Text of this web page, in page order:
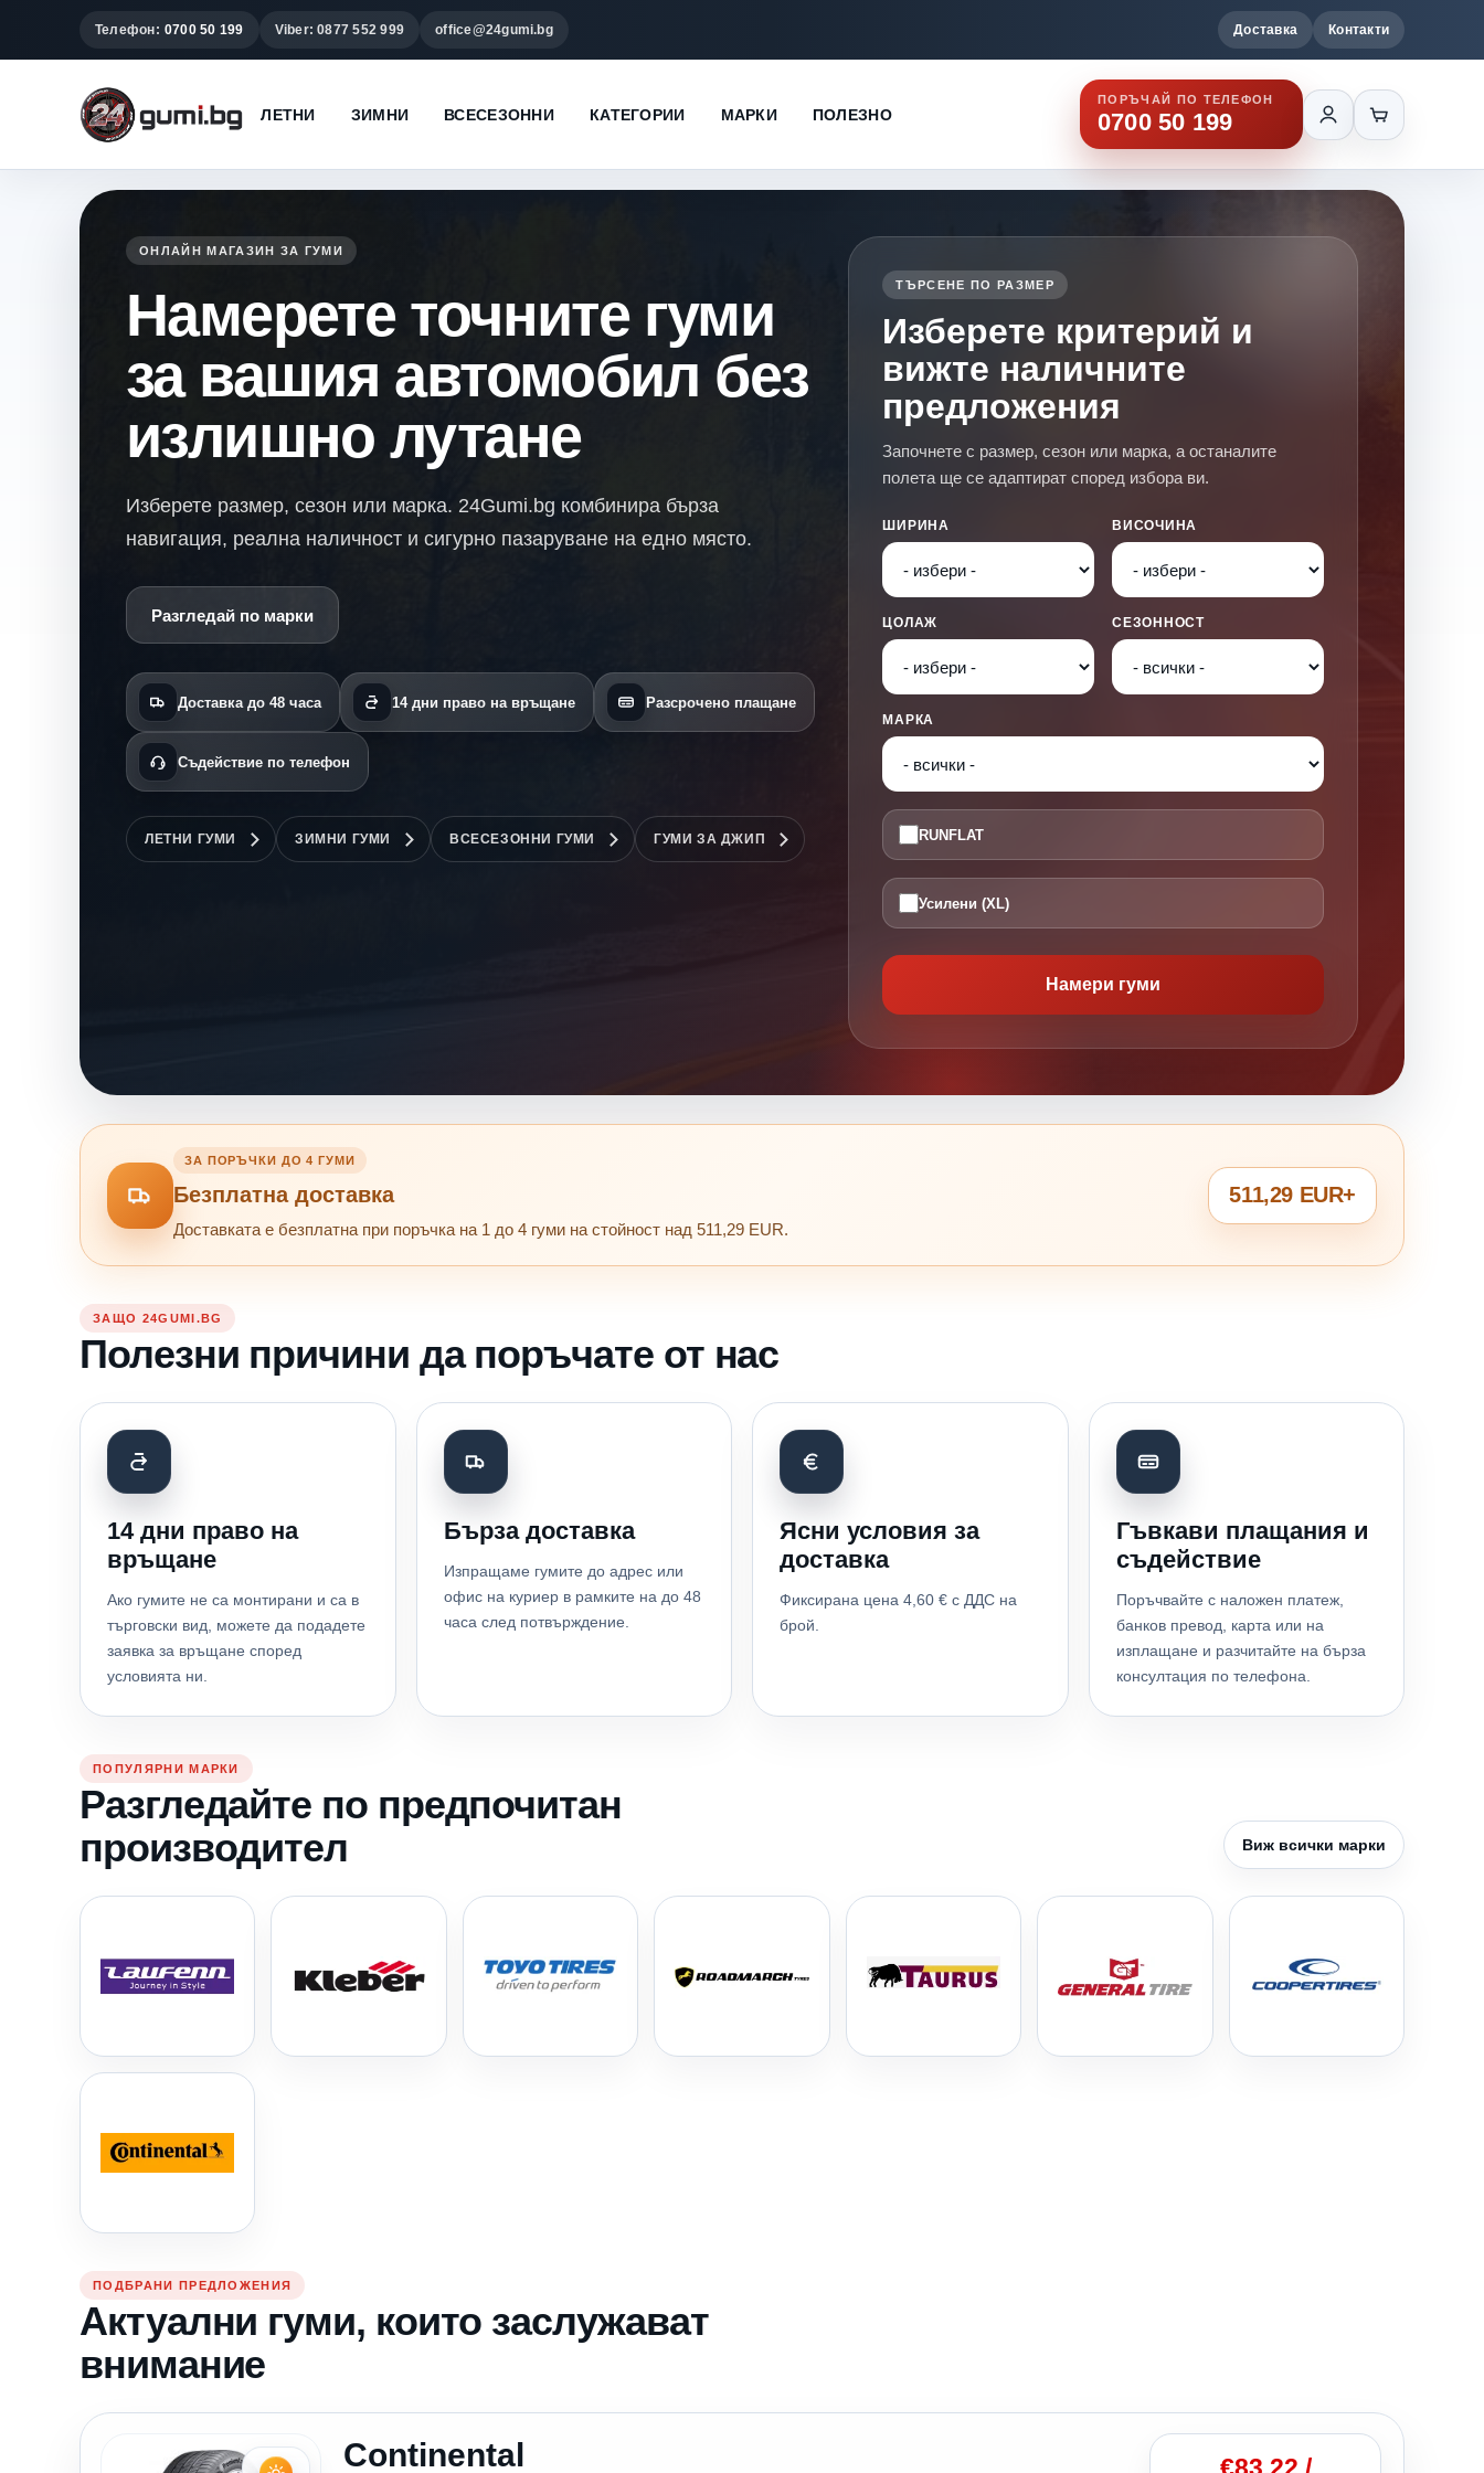
Телефон: 0700 50 199 Viber: 0877 552 999 office@24gumi.bg Доставка Контакти
ЛЕТНИ ЗИМНИ ВСЕСЕЗОННИ КАТЕГОРИИ МАРКИ ПОЛЕЗНО
ПОРЪЧАЙ ПО ТЕЛЕФОН
0700 50 199
ОНЛАЙН МАГАЗИН ЗА ГУМИ
Намерете точните гуми
за вашия автомобил без
излишно лутане
Изберете размер, сезон или марка. 24Gumi.bg комбинира бърза
навигация, реална наличност и сигурно пазаруване на едно място.
Разгледай по марки
Доставка до 48 часа 14 дни право на връщане Разсрочено плащане
Съдействие по телефон
ЛЕТНИ ГУМИ ЗИМНИ ГУМИ ВСЕСЕЗОННИ ГУМИ ГУМИ ЗА ДЖИП
ТЪРСЕНЕ ПО РАЗМЕР
Изберете критерий и
вижте наличните
предложения
Започнете с размер, сезон или марка, а останалите
полета ще се адаптират според избора ви.
ШИРИНА ВИСОЧИНА
ЦОЛАЖ СЕЗОННОСТ
МАРКА
RUNFLAT
Усилени (XL)
Намери гуми
ЗА ПОРЪЧКИ ДО 4 ГУМИ
Безплатна доставка
Доставката е безплатна при поръчка на 1 до 4 гуми на стойност над 511,29 EUR.
511,29 EUR+
ЗАЩО 24GUMI.BG
Полезни причини да поръчате от нас
14 дни право на
връщане
Ако гумите не са монтирани и са в
търговски вид, можете да подадете
заявка за връщане според
условията ни.
Бърза доставка
Изпращаме гумите до адрес или
офис на куриер в рамките на до 48
часа след потвърждение.
Ясни условия за
доставка
Фиксирана цена 4,60 € с ДДС на
брой.
Гъвкави плащания и
съдействие
Поръчвайте с наложен платеж,
банков превод, карта или на
изплащане и разчитайте на бърза
консултация по телефона.
ПОПУЛЯРНИ МАРКИ
Разгледайте по предпочитан
производител
Виж всички марки
ПОДБРАНИ ПРЕДЛОЖЕНИЯ
Актуални гуми, които заслужават
внимание
Continental